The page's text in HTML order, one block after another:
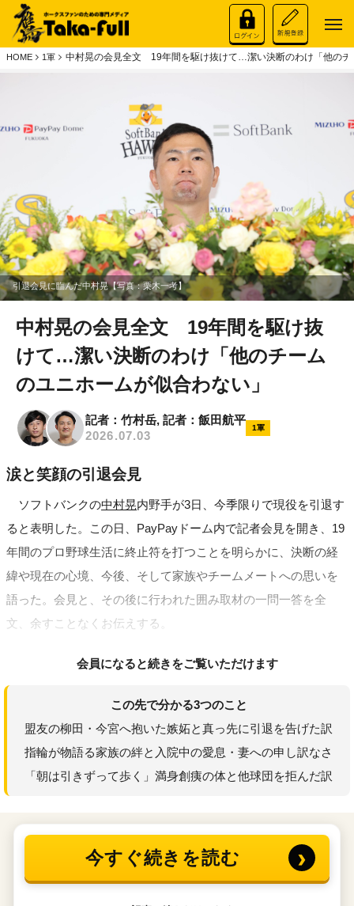
HOME 1軍 中村晃の会見全文 19年間を駆け抜けて…潔い決断のわけ「他のチ
引退会見に臨んだ中村晃【写真：栗木一考】
中村晃の会見全文 19年間を駆け抜
けて…潔い決断のわけ「他のチーム
のユニホームが似合わない」
記者：竹村岳, 記者：飯田航平
2026.07.03
1軍
涙と笑顔の引退会見
ソフトバンクの中村晃内野手が3日、今季限りで現役を引退す
ると表明した。この日、PayPayドーム内で記者会見を開き、19
年間のプロ野球生活に終止符を打つことを明らかに、決断の経
緯や現在の心境、今後、そして家族やチームメートへの思いを
語った。会見と、その後に行われた囲み取材の一問一答を全
文、余すことなくお伝えする。
会員になると続きをご覧いただけます
この先で分かる3つのこと
盟友の柳田・今宮へ抱いた嫉妬と真っ先に引退を告げた訳
指輪が物語る家族の絆と入院中の愛息・妻への申し訳なさ
「朝は引きずって歩く」満身創痍の体と他球団を拒んだ訳